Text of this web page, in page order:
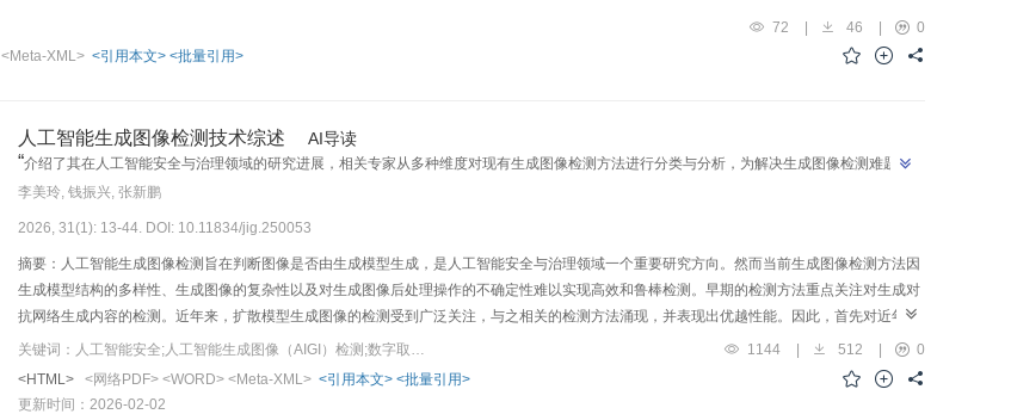
72 | 46 |
0
<Meta-XML> <引用本文> <批量引用>
人工智能生成图像检测技术综述 AI导读
“介绍了其在人工智能安全与治理领域的研究进展，相关专家从多种维度对现有生成图像检测方法进行分类与分析，为解决生成图像检测难题提
供了新思路。”
李美玲, 钱振兴, 张新鹏
2026, 31(1): 13-44. DOI: 10.11834/jig.250053
摘要：人工智能生成图像检测旨在判断图像是否由生成模型生成，是人工智能安全与治理领域一个重要研究方向。然而当前生成图像检测方法因
生成模型结构的多样性、生成图像的复杂性以及对生成图像后处理操作的不确定性难以实现高效和鲁棒检测。早期的检测方法重点关注对生成对
抗网络生成内容的检测。近年来，扩散模型生成图像的检测受到广泛关注，与之相关的检测方法涌现，并表现出优越性能。因此，首先对近年来
的主流图像生成模型进行梳理，然后从监督范式、学习方式、检测依据、骨干网络、技术手段和可解释性多种维度对现有生成图像检测方法进行
分类，并以检测依据（像素域特征、频域特征、预训练模型特征、融合特征和特定规则）作为主要划分标准，对各类研究工作的基本思想与特点
进行详细阐述与综合分析。此外，列举了当前用于通用生成图像检测的基准数据集，从数据集结构和规模等方面进行综合比较，并对面向检测方
关键词：人工智能安全;人工智能生成图像（AIGI）检测;数字取证;图像取证;深度伪造检测;图像生成模型;深度学习 1144 512
0
<HTML>
<网络PDF> <WORD> <Meta-XML> <引用本文> <批量引用>
更新时间：2026-02-02